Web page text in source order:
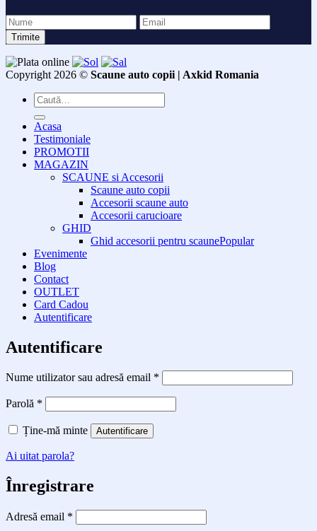
Copyright 2026 © Scaune auto copii | Axkid Romania
Caută
după:
Acasa
Testimoniale
PROMOTII
MAGAZIN
SCAUNE si Accesorii
Scaune auto copii
Accesorii scaune auto
Accesorii carucioare
GHID
Ghid accesorii pentru scaune
Evenimente
Blog
Contact
OUTLET
Card Cadou
Autentificare
Autentificare
Nume utilizator sau adresă email *
Parolă *
Ține-mă minte Autentificare
Ai uitat parola?
Înregistrare
Adresă email *